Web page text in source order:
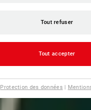
Tout refuser
Tout accepter
Protection des données |